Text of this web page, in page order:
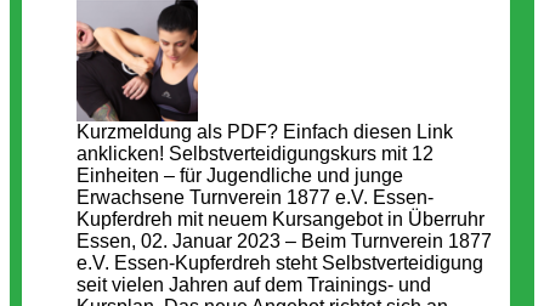
Kurzmeldung als PDF? Einfach diesen Link
anklicken! Selbstverteidigungskurs mit 12
Einheiten – für Jugendliche und junge
Erwachsene Turnverein 1877 e.V. Essen-
Kupferdreh mit neuem Kursangebot in Überruhr
Essen, 02. Januar 2023 – Beim Turnverein 1877
e.V. Essen-Kupferdreh steht Selbstverteidigung
seit vielen Jahren auf dem Trainings- und